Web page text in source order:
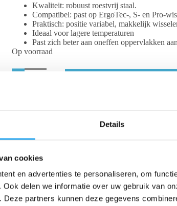
Details
cookies
en advertenties te personaliseren, om
delen we informatie over uw gebruik van
Deze partners kunnen deze gegevens
Kwaliteit: robuust roestvrij staal.
Compatibel: past op ErgoTec-, S- en Pro-
Praktisch: positie variabel, makkelijk
Ideaal voor lagere temperaturen
Past zich beter aan oneffen oppervlakken aan
Op voorraad
zacht en hard rubber.